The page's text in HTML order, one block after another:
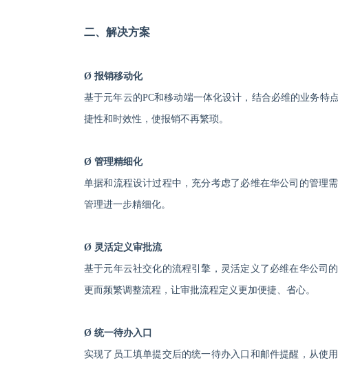
二、 解决方案
Ø 报销移动化
基于元年云的PC和移动端一体化设计，结合必维的业务特
捷性和时效性，使报销不再繁琐。
Ø 管理精细化
单据和流程设计过程中，充分考虑了必维在华公司的管理
管理进一步精细化。
Ø 灵活定义审批流
基于元年云社交化的流程引擎，灵活定义了必维在华公司
更而频繁调整流程，让审批流程定义更加便捷、省心。
Ø 统一待办入口
实现了员工填单提交后的统一待办入口和邮件提醒，从使